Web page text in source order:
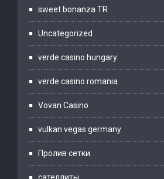
sweet bonanza TR
Uncategorized
verde casino hungary
verde casino romania
Vovan Casino
vulkan vegas germany
Пролив сетки